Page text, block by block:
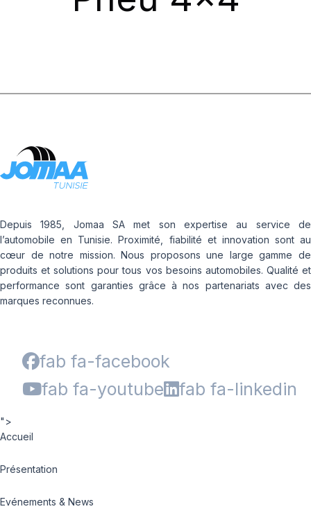
Depuis 1985, Jomaa SA met son expertise au service de
l’automobile en Tunisie. Proximité, fiabilité et innovation sont au
cœur de notre mission. Nous proposons une large gamme de
produits et solutions pour tous vos besoins automobiles. Qualité et
performance sont garanties grâce à nos partenariats avec des
marques reconnues.
fab fa-facebook
fab fa-youtube
fab fa-linkedin
">
Accueil
Présentation
Evénements & News